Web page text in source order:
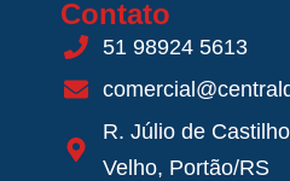
Contato
51 98924 5613
R. Júlio de
Velho, Portão/RS